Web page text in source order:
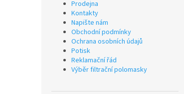
Prodejna
Kontakty
Napište nám
Obchodní podmínky
Ochrana osobních údajů
Potisk
Reklamační řád
Výběr filtrační polomasky